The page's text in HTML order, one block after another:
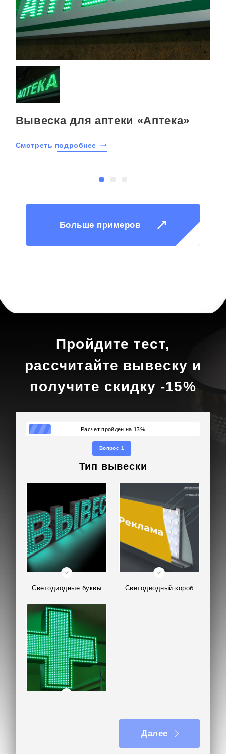
Вывеска для аптеки «Аптека»
Смотреть подробнее
Больше примеров
Пройдите тест,
рассчитайте вывеску и
получите скидку -15%
Расчет пройден на 13%
Вопрос 1
Тип вывески
Светодиодные буквы Светодиодный короб
Далее